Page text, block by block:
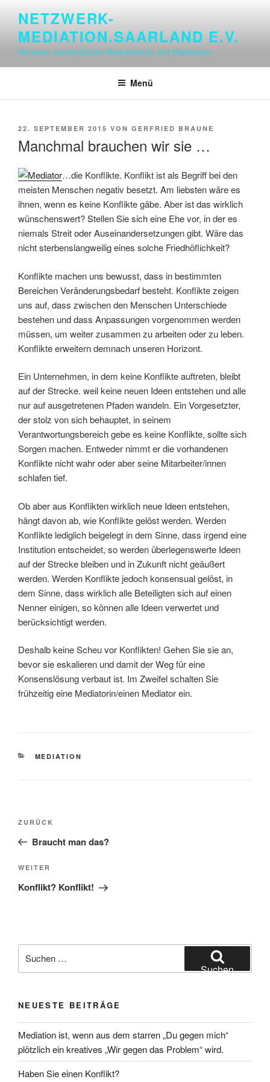
springen
NETZWERK-
MEDIATION.SAARLAND E.V.
Netzwerk saarländischer Mediatorinnen und Mediatoren
Menü
VERÖFFENTLICHT
22. SEPTEMBER 2015 VON GERFRIED BRAUNE
Manchmal brauchen wir sie …
…die Konflikte. Konflikt ist als Begriff bei den
meisten Menschen negativ besetzt. Am liebsten wäre es
ihnen, wenn es keine Konflikte gäbe. Aber ist das wirklich
wünschenswert? Stellen Sie sich eine Ehe vor, in der es
niemals Streit oder Auseinandersetzungen gibt. Wäre das
nicht sterbenslangweilig eines solche Friedhöflichkeit?
Konflikte machen uns bewusst, dass in bestimmten
Bereichen Veränderungsbedarf besteht. Konflikte zeigen
uns auf, dass zwischen den Menschen Unterschiede
bestehen und dass Anpassungen vorgenommen werden
müssen, um weiter zusammen zu arbeiten oder zu leben.
Konflikte erweitern demnach unseren Horizont.
Ein Unternehmen, in dem keine Konflikte auftreten, bleibt
auf der Strecke. weil keine neuen Ideen entstehen und alle
nur auf ausgetretenen Pfaden wandeln. Ein Vorgesetzter,
der stolz von sich behauptet, in seinem
Verantwortungsbereich gebe es keine Konflikte, sollte sich
Sorgen machen. Entweder nimmt er die vorhandenen
Konflikte nicht wahr oder aber seine Mitarbeiter/innen
schlafen tief.
Ob aber aus Konflikten wirklich neue Ideen entstehen,
hängt davon ab, wie Konflikte gelöst werden. Werden
Konflikte lediglich beigelegt in dem Sinne, dass irgend eine
Institution entscheidet, so werden überlegenswerte Ideen
auf der Strecke bleiben und in Zukunft nicht geäußert
werden. Werden Konflikte jedoch konsensual gelöst, in
dem Sinne, dass wirklich alle Beteiligten sich auf einen
Nenner einigen, so können alle Ideen verwertet und
berücksichtigt werden.
Deshalb keine Scheu vor Konflikten! Gehen Sie sie an,
bevor sie eskalieren und damit der Weg für eine
Konsenslösung verbaut ist. Im Zweifel schalten Sie
frühzeitig eine Mediatorin/einen Mediator ein.
KATEGORIEN
MEDIATION
Beitragsnavigation
Vorheriger
Beitrag
ZURÜCK
Braucht man das?
Nächster
Beitrag
WEITER
Konflikt? Konflikt!
nach:
Suchen
NEUESTE BEITRÄGE
Mediation ist, wenn aus dem starren „Du gegen mich“
plötzlich ein kreatives „Wir gegen das Problem“ wird.
Haben Sie einen Konflikt?